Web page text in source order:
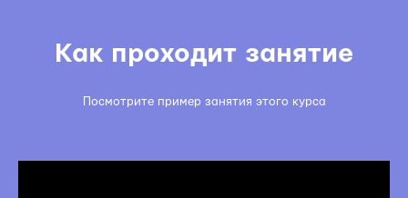
Как проходит занятие
Посмотрите пример занятия этого курса